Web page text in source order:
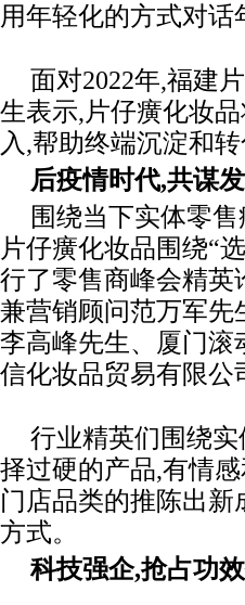
用年轻化的方式对
面对2022年,福建
生表示,片仔癀化妆
入,帮助终端沉淀和
后疫情时代,共谋
围绕当下实体零
片仔癀化妆品围绕“
行了零售商峰会精英
兼营销顾问范万军先
李高峰先生、厦门滚
信化妆品贸易有限公
行业精英们围绕
择过硬的产品,有情
门店品类的推陈出
方式。
科技强企,抢占功